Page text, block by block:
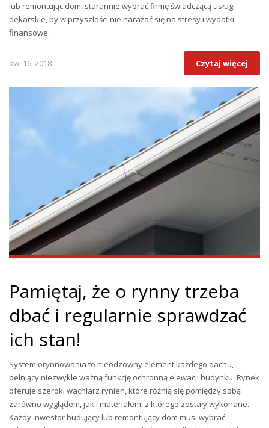
lub remontując dom, starannie wybrać firmę świadczącą usługi
dekarskie, by w przyszłości nie narażać się na stresy i wydatki
finansowe.
kwi 16, 2018 Czytaj więcej
Pamiętaj, że o rynny trzeba
dbać i regularnie sprawdzać
ich stan!
System orynnowania to nieodzowny element każdego dachu,
pełniący niezwykle ważną funkcję ochronną elewacji budynku. Rynek
oferuje szeroki wachlarz rynien, które różnią się pomiędzy sobą
zarówno wyglądem, jak i materiałem, z którego zostały wykonane.
Każdy inwestor budujący lub remontujący dom musi wybrać